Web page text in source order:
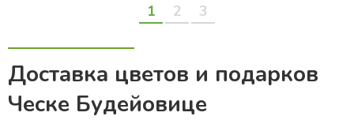
1 2 3
Доставка цветов и подарков
Ческе Будейовице